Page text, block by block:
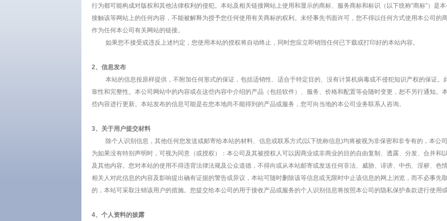
行为都可能构成对版权和其他法律权利的侵犯。本站及相关链接网站上使用和显示的商标、服务商标和标识（以下统称“商标”）是
接触该等网站上的任何内容，不能被解释为授予您任何使用有关商标的权利。未经事先书面许可，您不得以任何方式使用本公司的
作为任何本公司有关网站的链接。
如果您不接受或违反上述约定，您使用本站的授权将自动终止，同时您应立即销毁任何已下载或打印好的本站内容。
2、信息发布
本站的信息按原样提供，不附加任何形式的保证，包括适销性、适合于特定目的、没有计算机病毒或不侵犯知识产权的保证。
靠性和完整性。本公司网站中的内容或在这些内容中介绍的产品（包括软件）、服务、价格和配置等会随时变更，恕不另行通知。
些内容进行更新。本站发布的信息可能是在您本地尚不能得到的产品或服务，您可向当地的本公司业务联系人咨询。
3、关于用户提交材料
除个人识别信息，其他任何您发送或邮寄给本站的材料、信息或联系方式(以下统称信息)均将被视为非保密和非专有的，本公
为如果没有特别声明时，可视为同意（或授权）：本公司及其被授权人可以因商业或非商业的目的自由复制、透露、分发、合并和
及其他内容。您对本站的使用不得违背法律法规及公众道德，不得向或从本站邮寄或发送任何非法、威胁、诽谤、中伤、淫秽、色
相关人对此信息的内容及影响提出确有证据的警告或异议，本站可随时删除该等信息或无限时中止该信息的网上浏览，而不必事先
的，本站可采取注销该用户的措施。您提交给本公司的用于接收产品或服务的个人识别信息将按照本公司的隐私保护条款进行使用或
4、个人资料的披露